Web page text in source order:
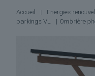
Accueil | Energies
parkings VL
| Ombrière